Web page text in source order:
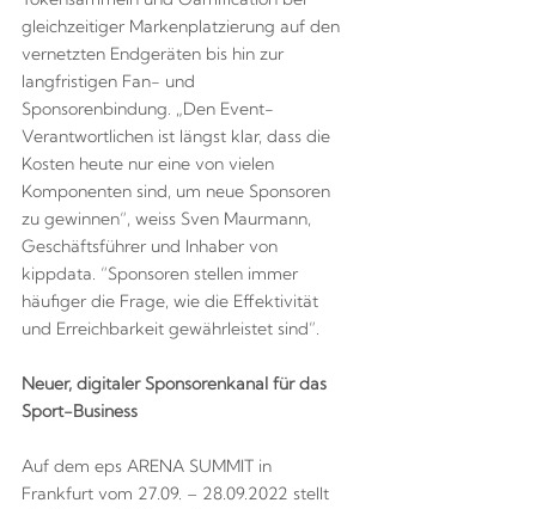
gleichzeitiger Markenplatzierung auf den
vernetzten Endgeräten bis hin zur
langfristigen Fan- und
Sponsorenbindung. „Den Event-
Verantwortlichen ist längst klar, dass die
Kosten heute nur eine von vielen
Komponenten sind, um neue Sponsoren
zu gewinnen“, weiss Sven Maurmann,
Geschäftsführer und Inhaber von
kippdata. “Sponsoren stellen immer
häufiger die Frage, wie die Effektivität
und Erreichbarkeit gewährleistet sind”.
Neuer, digitaler Sponsorenkanal für das
Sport-Business
Auf dem eps ARENA SUMMIT in
Frankfurt vom 27.09. – 28.09.2022 stellt